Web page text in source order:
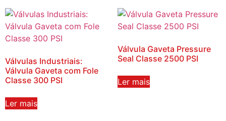
Válvulas Industriais:
Válvula Gaveta com Fole
Classe 300 PSI
Ler mais
Válvula Gaveta Pressure
Seal Classe 2500 PSI
Ler mais